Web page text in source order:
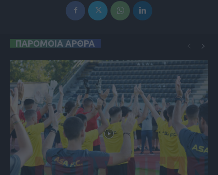
ΠΑΡΟΜΟΙΑ ΑΡΘΡΑ